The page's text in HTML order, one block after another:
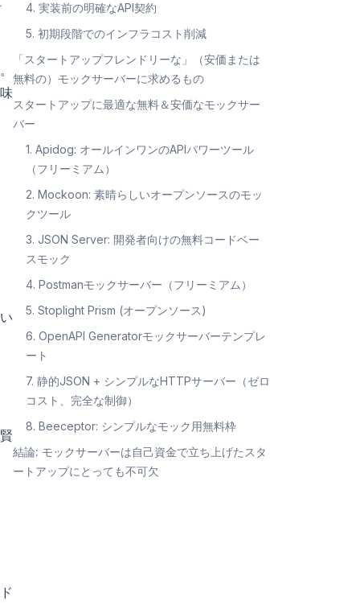
4. 実装前の明確なAPI契約
5. 初期段階でのインフラコスト削減
「スタートアップフレンドリーな」（安価または
無料の）モックサーバーに求めるもの
スタートアップに最適な無料＆安価なモックサー
バー
1. Apidog: オールインワンのAPIパワーツール
（フリーミアム）
2. Mockoon: 素晴らしいオープンソースのモッ
クツール
3. JSON Server: 開発者向けの無料コードベー
スモック
4. Postmanモックサーバー（フリーミアム）
5. Stoplight Prism (オープンソース)
6. OpenAPI Generatorモックサーバーテンプレ
ート
7. 静的JSON + シンプルなHTTPサーバー（ゼロ
コスト、完全な制御）
8. Beeceptor: シンプルなモック用無料枠
結論: モックサーバーは自己資金で立ち上げたスタ
ートアップにとっても不可欠